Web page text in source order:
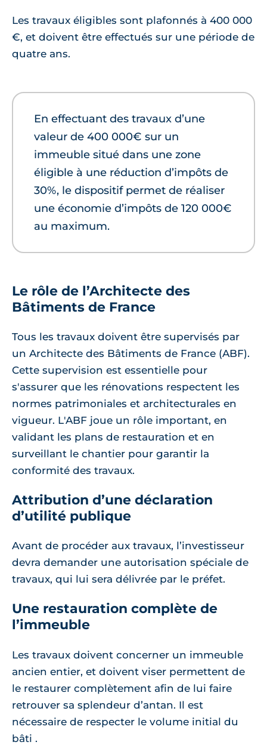
Les travaux éligibles sont plafonnés à 400 000
€, et doivent être effectués sur une période de
quatre ans.
En effectuant des travaux d’une
valeur de 400 000€ sur un
immeuble situé dans une zone
éligible à une réduction d’impôts de
30%, le dispositif permet de réaliser
une économie d’impôts de 120 000€
au maximum.
Le rôle de l’Architecte des
Bâtiments de France
Tous les travaux doivent être supervisés par
un Architecte des Bâtiments de France (ABF).
Cette supervision est essentielle pour
s'assurer que les rénovations respectent les
normes patrimoniales et architecturales en
vigueur. L'ABF joue un rôle important, en
validant les plans de restauration et en
surveillant le chantier pour garantir la
conformité des travaux.
Attribution d’une déclaration
d’utilité publique
Avant de procéder aux travaux, l’investisseur
devra demander une autorisation spéciale de
travaux, qui lui sera délivrée par le préfet.
Une restauration complète de
l’immeuble
Les travaux doivent concerner un immeuble
ancien entier, et doivent viser permettent de
le restaurer complètement afin de lui faire
retrouver sa splendeur d’antan. Il est
nécessaire de respecter le volume initial du
bâti .